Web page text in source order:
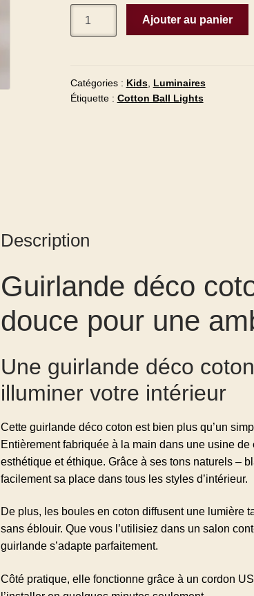
Ajouter au panier
Catégories : Kids, Luminaires
Étiquette : Cotton Ball Lights
Description
Guirlande déco
douce pour une
Une guirlande déco
illuminer votre intérieur
Cette guirlande déco coton est bien plus qu’un
Entièrement fabriquée à la main dans une usine
esthétique et éthique. Grâce à ses tons naturels –
facilement sa place dans tous les styles d’intérieur.
De plus, les boules en coton diffusent une lumière
sans éblouir. Que vous l’utilisiez dans un salon
guirlande s’adapte parfaitement.
Côté pratique, elle fonctionne grâce à un cordon